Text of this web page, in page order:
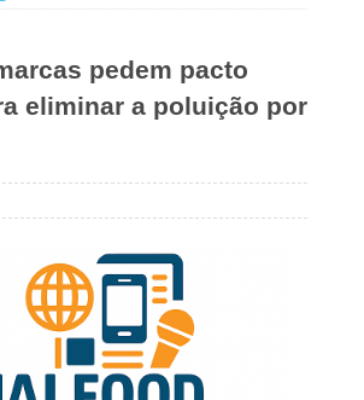
pedem pacto
eliminar a poluição por